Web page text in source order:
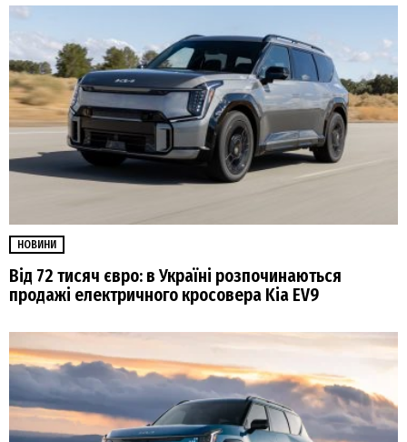
НОВИНИ
Від 72 тисяч євро: в Україні розпочинаються
продажі електричного кросовера Kia EV9